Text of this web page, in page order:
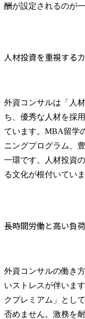
酬が設定されるのが一
人材投資を重視する
外資コンサルは「人
ち、優秀な人材を採
ています。MBA留学
ニングプログラム、
一環です。人材投資
る文化が根付いていま
長時間労働と高い負
外資コンサルの働き
いストレスが伴いま
クプレミアム」とし
否めません。激務を